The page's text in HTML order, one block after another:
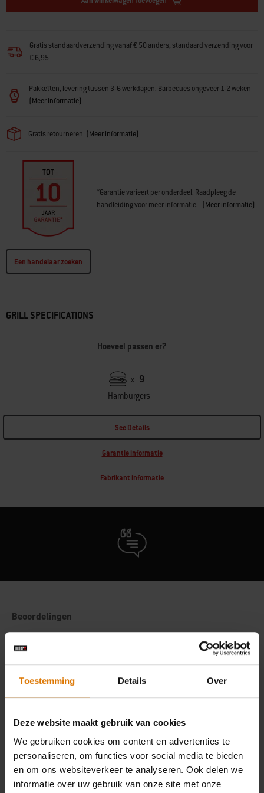
Toestemming Details Over
Deze website maakt gebruik van cookies
We gebruiken cookies om content en advertenties te
personaliseren, om functies voor social media te bieden
en om ons websiteverkeer te analyseren. Ook delen we
informatie over uw gebruik van onze site met onze
Gratis standaardverzending vanaf € 50 anders, standaard verzending voor
€ 6,95
Pakketten, levering tussen 3-6 werkdagen. Barbecues ongeveer 1-2 weken
(Meer informatie)
Gratis retourneren (Meer informatie)
*Garantie varieert per onderdeel. Raadpleeg de
handleiding voor meer informatie. (Meer informatie)
Een handelaar zoeken
GRILL SPECIFICATIONS
Hoeveel passen er?
x 9
Hamburgers
See Details
Garantie informatie
Fabrikant informatie